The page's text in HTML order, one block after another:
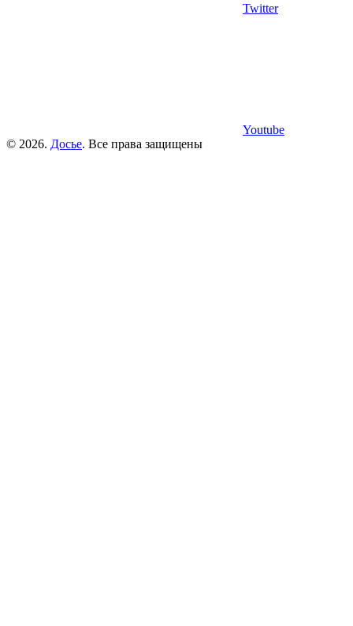
Twitter
Youtube
© 2026. Досье. Все права защищены